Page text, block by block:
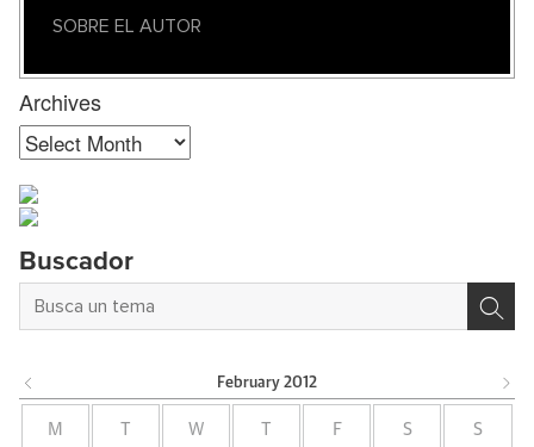
SOBRE EL AUTOR
Archives
Archives
Buscador
February 2012
M T W T F S S